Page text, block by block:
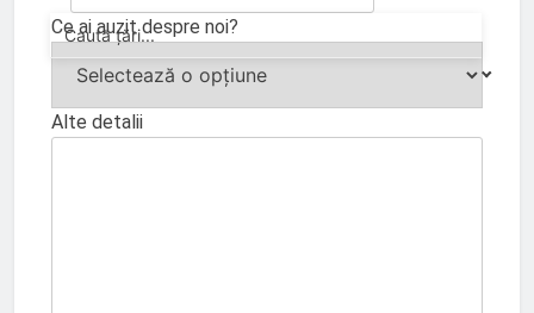
Ce ai auzit despre noi?
Alte detalii